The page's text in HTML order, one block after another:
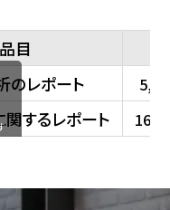
品目
のレポート
するレポート